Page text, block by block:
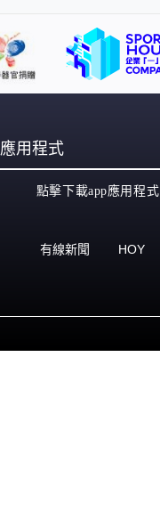
應用程式
點擊下載app應用程式
有線新聞 HOY